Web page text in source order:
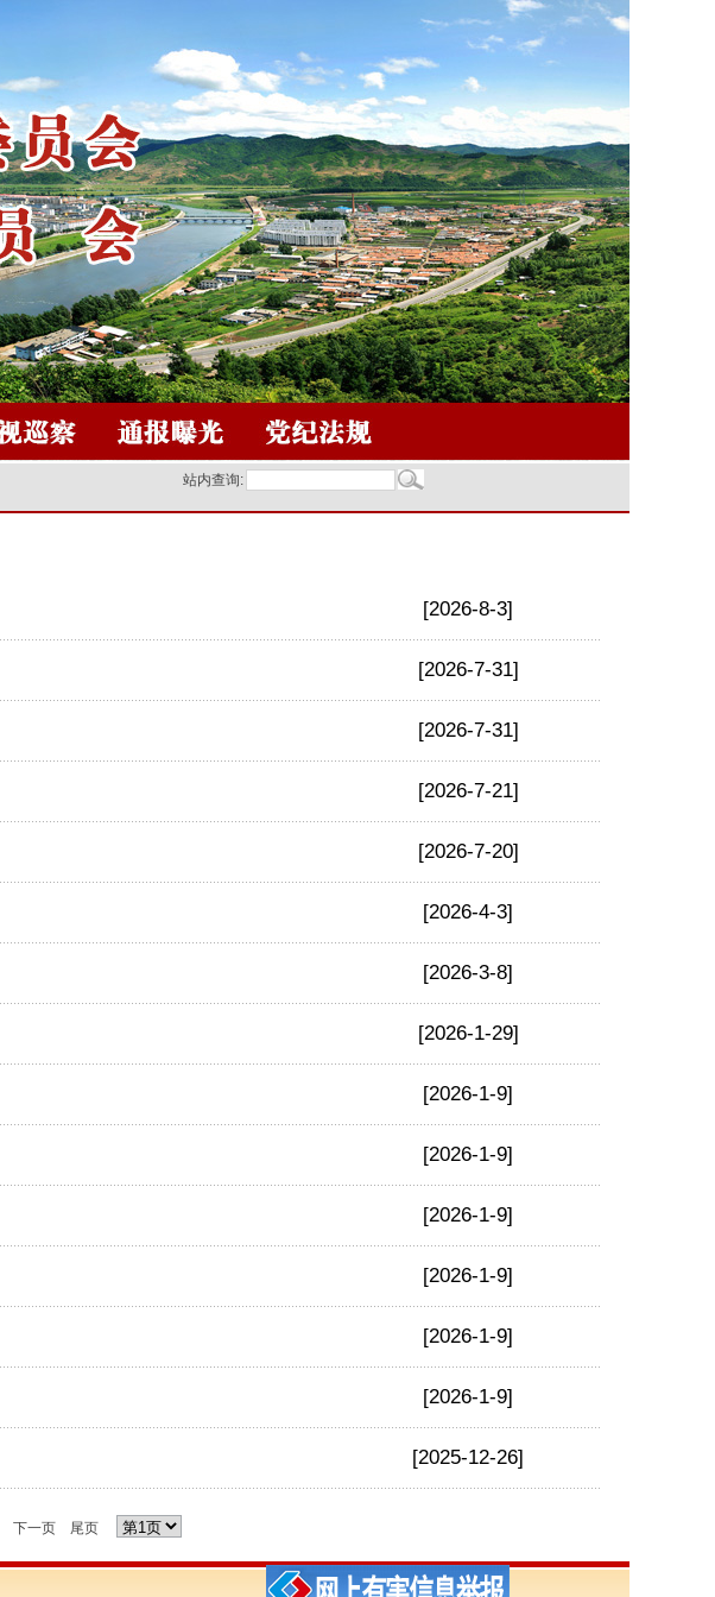
站内查询:
[2026-8-3]
[2026-7-31]
[2026-7-31]
[2026-7-21]
[2026-7-20]
[2026-4-3]
[2026-3-8]
[2026-1-29]
[2026-1-9]
[2026-1-9]
[2026-1-9]
[2026-1-9]
[2026-1-9]
[2026-1-9]
[2025-12-26]
下一页 尾页